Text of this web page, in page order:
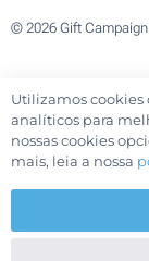
© 2026 Gift
Utilizamos cookies
analíticos para
nossas cookies
mais, leia a nossa